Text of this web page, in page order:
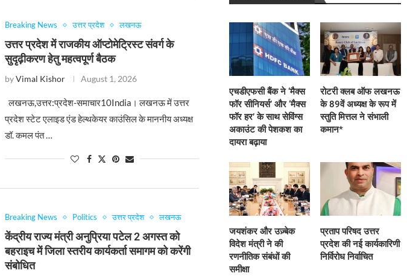
Breaking News उत्तर प्रदेश लखनऊ
उत्तर प्रदेश में राजकीय ऑप्टोमेट्रिस्ट संवर्ग के
सुदृढ़ीकरण हेतु महत्वपूर्ण बैठक
byVimal Kishor August 1, 2026
लखनऊ,उत्तर:प्रदेश-समाचार10India। लखनऊ में उत्तर
प्रदेश स्टेट एलाइड एंड हेल्थकेयर काउंसिल के माननीय अध्यक्ष
डॉ. कमल पंत …
Breaking News Politics उत्तर प्रदेश लखनऊ
केंद्रीय राज्य मंत्री अनुप्रिया पटेल 2 अगस्त को
बहराइच में जिला स्तरीय कार्यकर्ता समागम को करेंगी
संबोधित
एचडीएफसी बैंक ने ‘मैक्स
फॉर सीनियर्स’ और ‘मैक्स
फॉर हर’ के साथ सेविंग्स
अकाउंट की पेशकश का
दायरा बढ़ाया
रोटरी क्लब ऑफ लखनऊ
के 89वें अध्यक्ष के रूप में
स्तुति मित्तल ने संभाली
कमान*
जयशंकर और उज़्बेक
विदेश मंत्री ने की
रणनीतिक संबंधों की
समीक्षा
प्रताप परिषद उत्तर
प्रदेश की नई कार्यकारिणी
निर्विरोध निर्वाचित